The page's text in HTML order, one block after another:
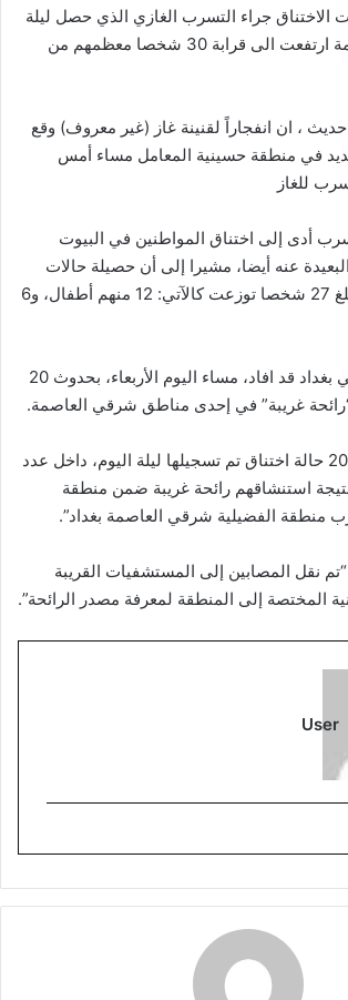
الاختناق جراء التسرب الغازي الذي حصل ليلة
امس شرقي العاصمة ارتفعت الى قرابة 30 شخصا معظمهم من
، ان انفجاراً لقنينة غاز (غير معروف) وقع
في منطقة حسينية المعامل مساء أمس
للغاز
أدى إلى اختناق المواطنين في البيوت
عنه أيضا، مشيرا إلى أن حصيلة حالات
الاختناق ارتفعت لتبلغ 27 شخصا توزعت كالآتي: 12 منهم أطفال، و6
وكان مصدر أمني في بغداد قد افاد، مساء اليوم الأربعاء، بحدوث 20
“رائحة غريبة” في إحدى مناطق شرقي العاصمة.
وقال المصدر ، إن “20 حالة اختناق تم تسجيلها ليلة اليوم، داخل عدد
استنشاقهم رائحة غريبة ضمن منطقة
منطقة الفضيلية شرقي العاصمة بغداد”.
نقل المصابين إلى المستشفيات القريبة
المختصة إلى المنطقة لمعرفة مصدر الرائحة”.
User